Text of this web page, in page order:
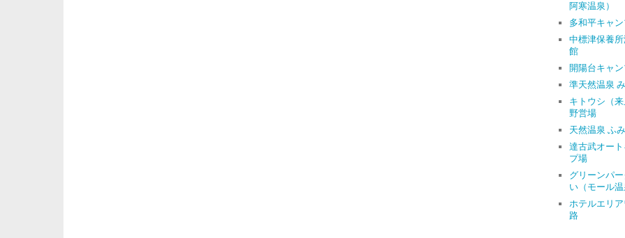
阿寒温泉）
多和平キャ
中標津保養
館
開陽台キャ
準天然温泉
キトウシ（来
野営場
天然温泉 ふ
達古武オー
プ場
グリーンパ
い（モール温
ホテルエリ
路